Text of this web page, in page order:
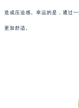
造成压迫感。幸运的是，通过
更加舒适。